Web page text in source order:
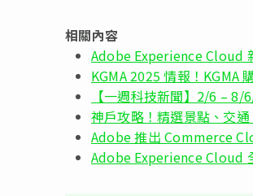
相關內容
Adobe Experience Cloud
KGMA 2025 情報！KGMA
【一週科技新聞】2/6 –
神戶攻略！精選景點、交
Adobe 推出 Commerce
Adobe Experience Cloud